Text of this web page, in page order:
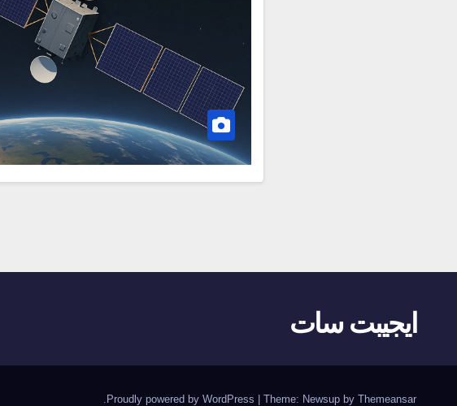
ايجيبت سات
Proudly powered by WordPress Theme: Newsup by Themeansar
.